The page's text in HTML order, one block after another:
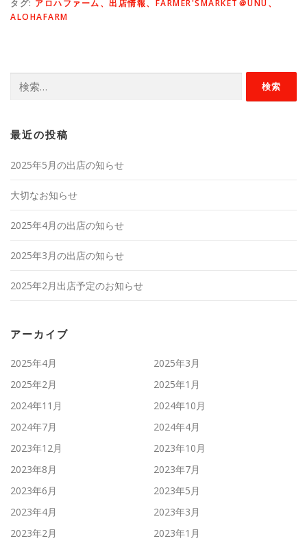
タグ: アロハファーム、出店情報、FARMER'SMARKET＠UNU、
ALOHAFARM
索:
最近の投稿
2025年5月の出店の知らせ
大切なお知らせ
2025年4月の出店の知らせ
2025年3月の出店の知らせ
2025年2月出店予定のお知らせ
アーカイブ
2025年4月
2025年3月
2025年2月
2025年1月
2024年11月
2024年10月
2024年7月
2024年4月
2023年12月
2023年10月
2023年8月
2023年7月
2023年6月
2023年5月
2023年4月
2023年3月
2023年2月
2023年1月